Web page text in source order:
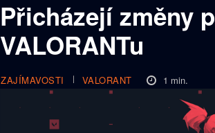
Přicházejí změny
VALORANTu
ZAJÍMAVOSTI VALORANT 1 min.